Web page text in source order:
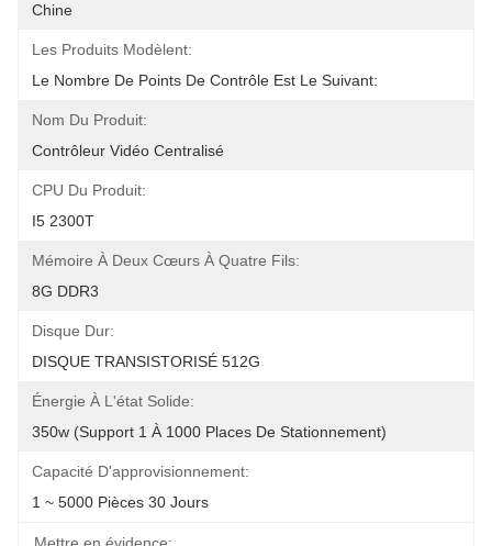
Chine
Les Produits Modèlent:
Le Nombre De Points De Contrôle Est Le Suivant:
Nom Du Produit:
Contrôleur Vidéo Centralisé
CPU Du Produit:
I5 2300T
Mémoire À Deux Cœurs À Quatre Fils:
8G DDR3
Disque Dur:
DISQUE TRANSISTORISÉ 512G
Énergie À L'état Solide:
350w (support 1 À 1000 Places De Stationnement)
Capacité D'approvisionnement:
1 ~ 5000 Pièces 30 Jours